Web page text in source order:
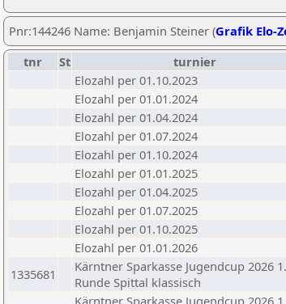
Pnr:144246 Name: Benjamin Steiner (Grafik Elo-
tnr
St turnier
Elozahl per 01.10.2023
Elozahl per 01.01.2024
Elozahl per 01.04.2024
Elozahl per 01.07.2024
Elozahl per 01.10.2024
Elozahl per 01.01.2025
Elozahl per 01.04.2025
Elozahl per 01.07.2025
Elozahl per 01.10.2025
Elozahl per 01.01.2026
1335681
Kärntner Sparkasse Jugendcup 2026 1.
Runde Spittal klassisch
Kärntner Sparkasse Jugendcup 2026 1.